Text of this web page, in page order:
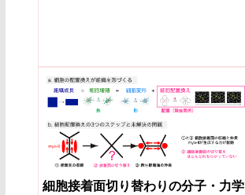
細胞接着面切り替わりの分子・力学